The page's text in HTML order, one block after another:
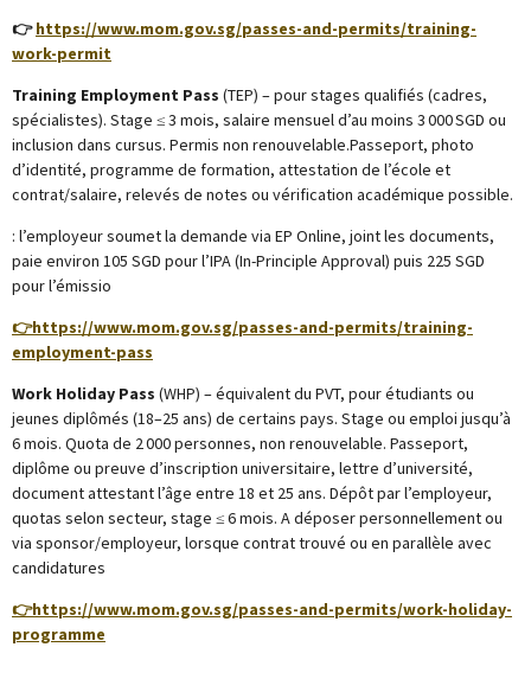
👉https://www.mom.gov.sg/passes-and-permits/training-
work-permit
Training Employment Pass (TEP) – pour stages qualifiés (cadres,
spécialistes). Stage ≤ 3 mois, salaire mensuel d’au moins 3 000 SGD ou
inclusion dans cursus. Permis non renouvelable.Passeport, photo
d’identité, programme de formation, attestation de l’école et
contrat/salaire, relevés de notes ou vérification académique possible.
: l’employeur soumet la demande via EP Online, joint les documents,
paie environ 105 SGD pour l’IPA (In-Principle Approval) puis 225 SGD
pour l’émissio
👉https://www.mom.gov.sg/passes-and-permits/training-
employment-pass
Work Holiday Pass (WHP) – équivalent du PVT, pour étudiants ou
jeunes diplômés (18–25 ans) de certains pays. Stage ou emploi jusqu’à
6 mois. Quota de 2 000 personnes, non renouvelable. Passeport,
diplôme ou preuve d’inscription universitaire, lettre d’université,
document attestant l’âge entre 18 et 25 ans. Dépôt par l’employeur,
quotas selon secteur, stage ≤ 6 mois. A déposer personnellement ou
via sponsor/employeur, lorsque contrat trouvé ou en parallèle avec
candidatures
👉https://www.mom.gov.sg/passes-and-permits/work-holiday-
programme